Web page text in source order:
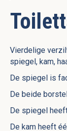
Vierdelige
spiegel, kam,
De spiegel is
De beide
De spiegel
De kam heeft